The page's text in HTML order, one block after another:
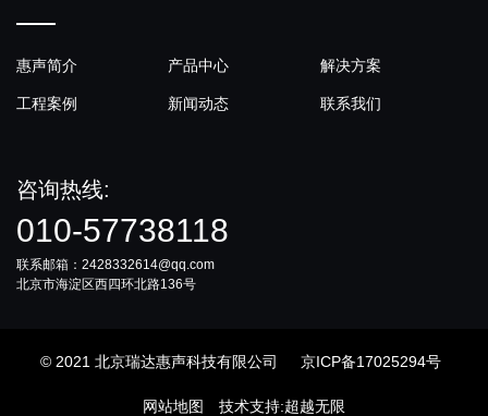
惠声简介 产品中心 解决方案
工程案例 新闻动态 联系我们
咨询热线:
010-57738118
联系邮箱：2428332614@qq.com
北京市海淀区西四环北路136号
© 2021 北京瑞达惠声科技有限公司 京ICP备17025294号
网站地图 技术支持:超越无限